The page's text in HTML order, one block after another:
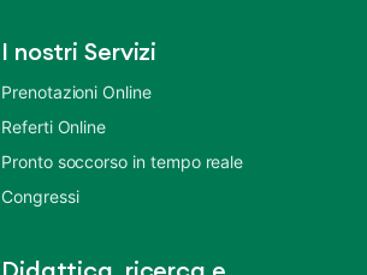
I nostri Servizi
Prenotazioni Online
Referti Online
Pronto soccorso in tempo reale
Congressi